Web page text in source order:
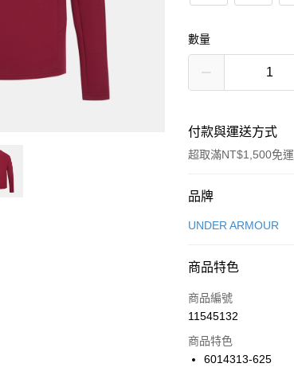
數量
付款與運送方式
超取滿NT$1,500免運
付款方式
信用卡一次付款
合作金庫商業銀行
華南商業銀行
上海商業儲蓄銀行
國泰世華商業銀行
LINE Pay
Apple Pay
品牌
UNDER ARMOUR
商品特色
商品編號
11545132
商品特色
6014313-625